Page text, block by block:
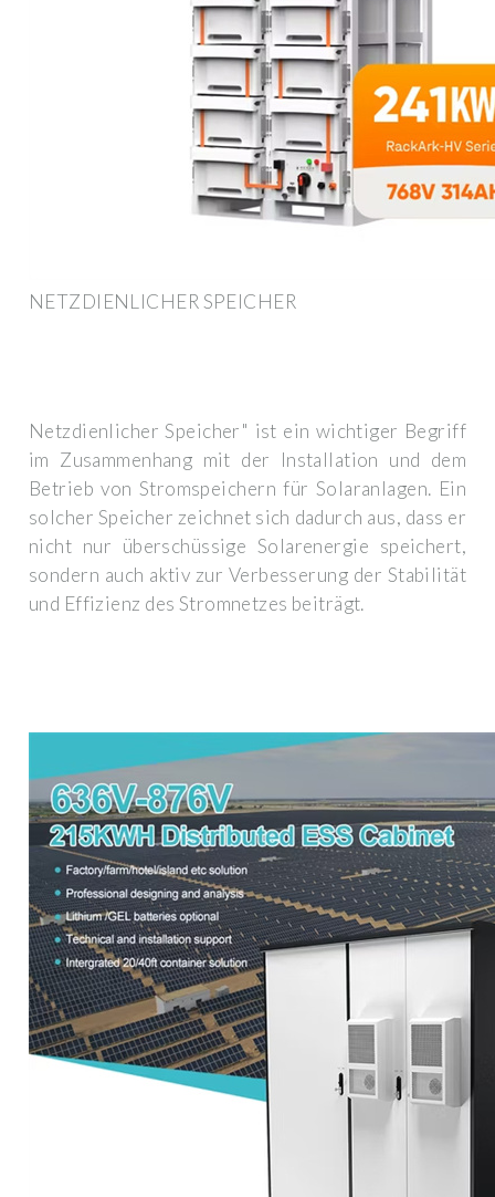
NETZDIENLICHER SPEICHER
Netzdienlicher Speicher" ist ein wichtiger Begriff
im Zusammenhang mit der Installation und dem
Betrieb von Stromspeichern für Solaranlagen. Ein
solcher Speicher zeichnet sich dadurch aus, dass er
nicht nur überschüssige Solarenergie speichert,
sondern auch aktiv zur Verbesserung der Stabilität
und Effizienz des Stromnetzes beiträgt.